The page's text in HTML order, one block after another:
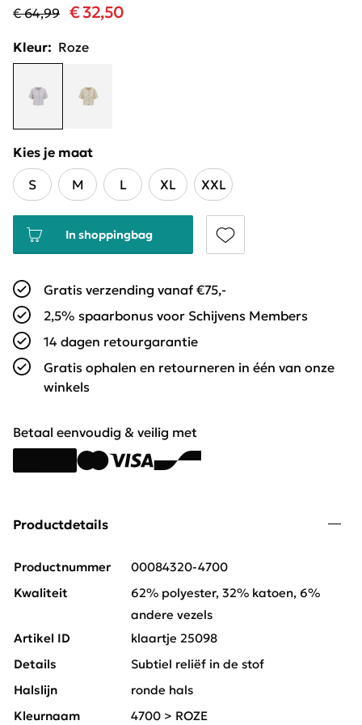
€ 64,99 € 32,50
Kleur: Roze
Kies je maat
S
M L XL XXL
In shoppingbag
Gratis verzending vanaf €75,-
2,5% spaarbonus voor Schijvens Members
14 dagen retourgarantie
Gratis ophalen en retourneren in één van onze
winkels
Betaal eenvoudig & veilig met
Productdetails
Productnummer
00084320-4700
Kwaliteit
62% polyester, 32% katoen, 6%
andere vezels
Artikel ID
klaartje 25098
Details
Subtiel reliëf in de stof
Halslijn
ronde hals
Kleurnaam
4700 > ROZE